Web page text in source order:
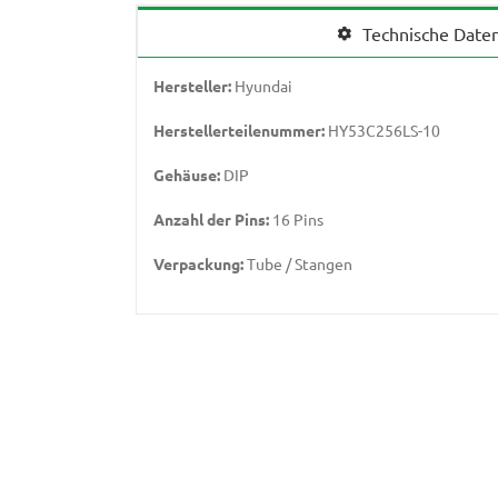
Technische
Hersteller: Hyundai
Herstellerteilenummer: HY53C256LS-10
Gehäuse: DIP
Anzahl der Pins: 16 Pins
Verpackung:Tube / Stangen